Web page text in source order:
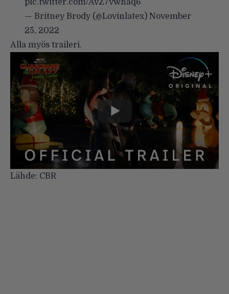
pic.twitter.com/AvZ7vwhaq6
— Britney Brody (@Lovinlatex) November
25, 2022
Alla myös traileri.
Lähde: CBR